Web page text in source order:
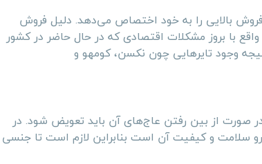
فروش بالایی را به خود اختصاص می‌دهد. دلیل فروش
با بروز مشکلات اقتصادی که در حال حاضر در کشور
وجود تایرهایی چون نکسن، کومهو و
صورت از بین رفتن عاج‌های آن باید تعویض شود. در
سلامت و کیفیت آن است بنابراین لازم است تا جنسی